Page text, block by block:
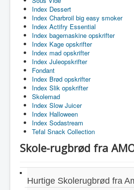
Index Dessert
Index Charbroil big easy smoker
Index Actifry Essential
Index bagemaskine opskrifter
Index Kage opskrifter
Index mad opskrifter
Index Juleopskrifter
Fondant
Index Brød opskrifter
Index Slik opskrifter
Skolemad
Index Slow Juicer
Index Halloween
Index Sodastream
Tefal Snack Collection
Skole-rugbrød fra
Hurtige Skolerugbrød fra